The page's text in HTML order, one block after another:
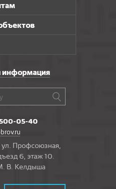
информация
05-40
ул. Профсоюзная,
6, этаж 10.
В. Келдыша